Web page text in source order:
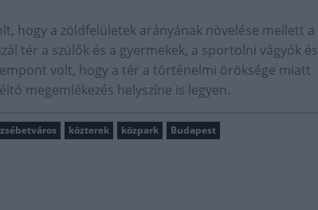
hogy a zöldfelületek arányának növelése mellett a
tér a szülők és a gyermekek, a sportolni vágyók és
volt, hogy a tér a történelmi öröksége miatt
megemlékezés helyszíne is legyen.
közterek közpark Budapest